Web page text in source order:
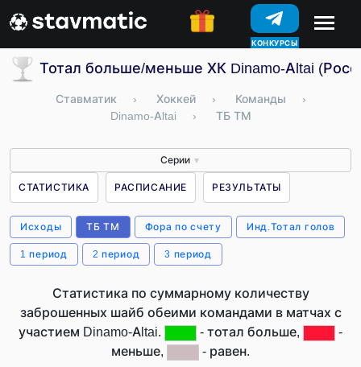
КОНКУРСЫ
Тотал больше/меньше ХК Dinamo-Altai
Ставматик › Хоккей › Команды
›
Dinamo-Altai
› ТБ ТМ
Серии ▼
СТАТИСТИКА РАСПИСАНИЕ РЕЗУЛЬТАТЫ
Исходы ТБ ТМ Фора по счету Инд.Тотал голов
1 период 2 период 3 период
Статистика по суммарному количеству
заброшенных шайб обеими командами в матчах с
участием Dinamo-Altai.
- тотал больше,
-
меньше,
- равен.